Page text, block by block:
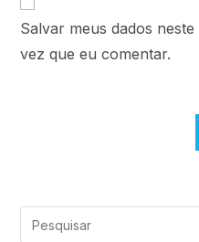
Salvar meus dados
vez que eu comentar.